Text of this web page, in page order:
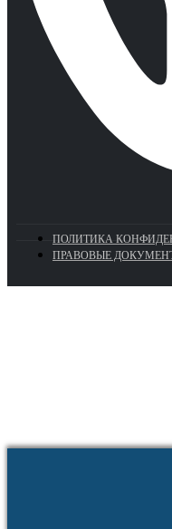
ПОЛИТИКА
ПРАВОВЫЕ